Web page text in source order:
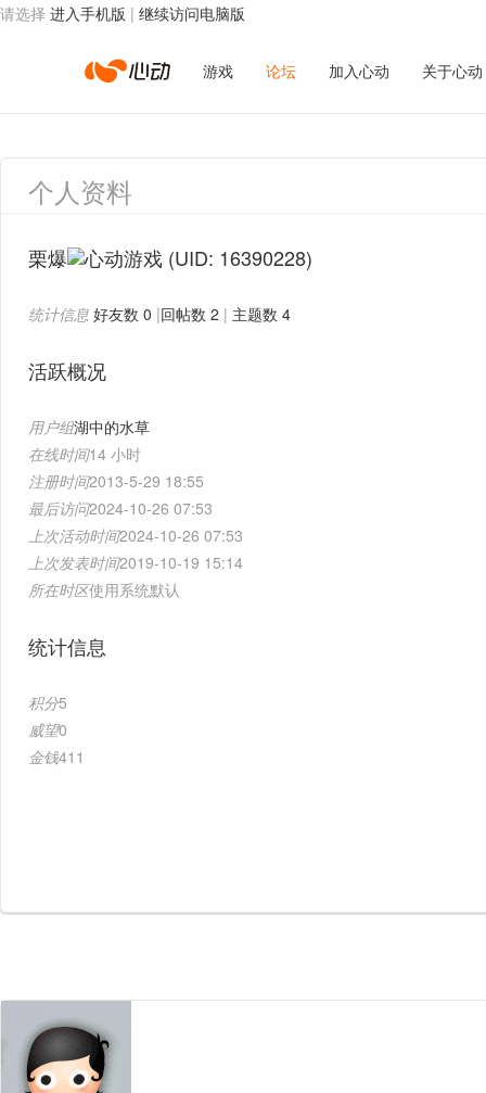
请选择 进入手机版 | 继续访问电脑版
心
动
络
游戏 论坛 加入心动 关于心动
个人资料
栗爆 (UID: 16390228)
统计信息 好友数 0 |回帖数 2 | 主题数 4
活跃概况
用户组湖中的水草
在线时间14 小时
注册时间2013-5-29 18:55
最后访问2024-10-26 07:53
上次活动时间2024-10-26 07:53
上次发表时间2019-10-19 15:14
所在时区使用系统默认
统计信息
积分5
威望0
金钱411